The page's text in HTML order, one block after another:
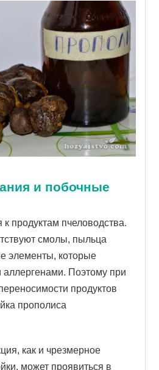
и побочные
к продуктам пчеловодства.
смолы, пыльца
элементы, которые
Поэтому при
продуктов
прополиса
как и чрезмерное
может проявиться в